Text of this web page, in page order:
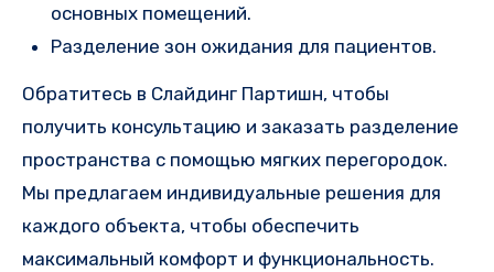
основных помещений.
Разделение зон ожидания для пациентов.
Обратитесь в Слайдинг Партишн, чтобы
получить консультацию и заказать разделение
пространства с помощью мягких перегородок.
Мы предлагаем индивидуальные решения для
каждого объекта, чтобы обеспечить
максимальный комфорт и функциональность.